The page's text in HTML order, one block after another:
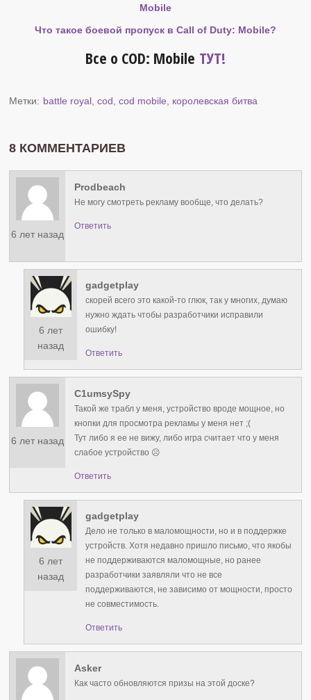
Mobile
Что такое боевой пропуск в Call of Duty: Mobile?
Все о COD: Mobile ТУТ!
Метки: battle royal ,cod ,cod mobile королевская битва
8 КОММЕНТАРИЕВ
6 лет назад
Prodbeach
Не могу смотреть рекламу вообще, что делать?
Ответить
6 лет
назад
gadgetplay
скорей всего это какой-то глюк, так у многих, думаю
нужно ждать чтобы разработчики исправили
ошибку!
Ответить
6 лет назад
C1umsySpy
Такой же трабл у меня, устройство вроде мощное, но
кнопки для просмотра рекламы у меня нет ;(
Тут либо я ее не вижу, либо игра считает что у меня
слабое устройство ☹️
Ответить
6 лет
назад
gadgetplay
Дело не только в маломощности, но и в поддержке
устройств. Хотя недавно пришло письмо, что якобы
не поддерживаются маломощные, но ранее
разработчики заявляли что не все
поддерживаются, не зависимо от мощности, просто
не совместимость.
Ответить
Asker
Как часто обновляются призы на этой доске?